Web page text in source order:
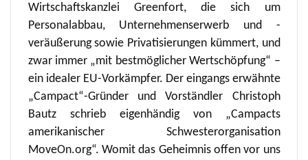
Wirtschaftskanzlei Greenfort, die sich um
Personalabbau, Unternehmenserwerb und -
veräußerung sowie Privatisierungen kümmert, und
zwar immer „mit bestmöglicher Wertschöpfung“ –
ein idealer EU-Vorkämpfer. Der eingangs erwähnte
„Campact“-Gründer und Vorständler Christoph
Bautz schrieb eigenhändig von „Campacts
amerikanischer Schwesterorganisation
MoveOn.org“. Womit das Geheimnis offen vor uns